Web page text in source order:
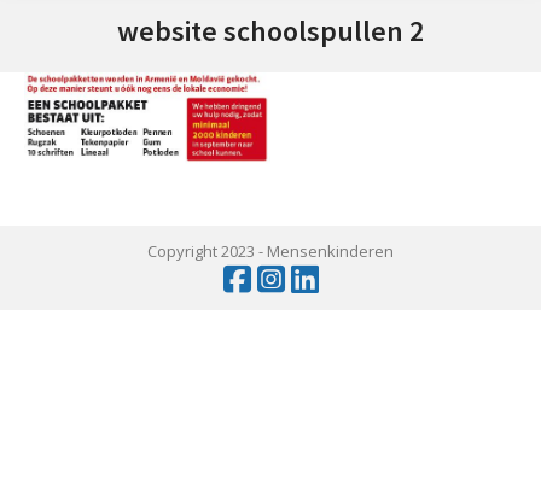
website schoolspullen 2
Copyright 2023 - Mensenkinderen